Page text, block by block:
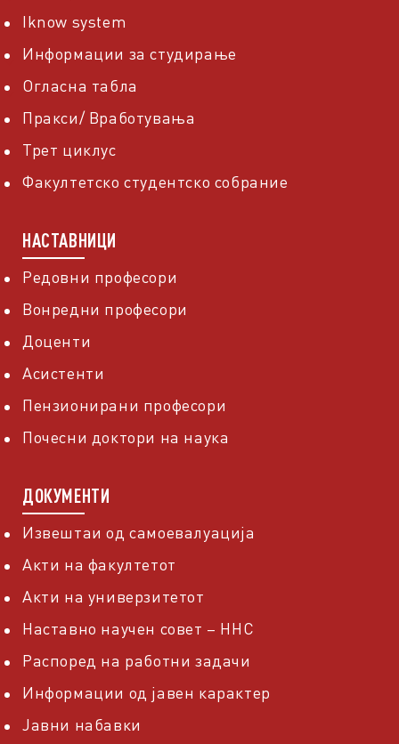
Iknow system
Информации за студирање
Огласна табла
Пракси/ Вработувања
Трет циклус
Факултетско студентско собрание
НАСТАВНИЦИ
Редовни професори
Вонредни професори
Доценти
Асистенти
Пензионирани професори
Почесни доктори на наука
ДОКУМЕНТИ
Извештаи од самоевалуација
Акти на факултетот
Акти на универзитетот
Наставно научен совет – ННС
Распоред на работни задачи
Информации од јавен карактер
Јавни набавки